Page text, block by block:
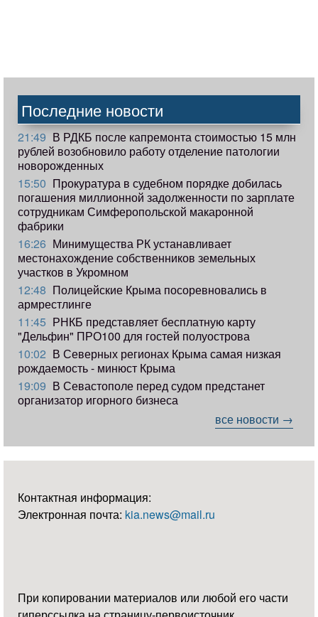
Последние новости
21:49 В РДКБ после капремонта стоимостью 15 млн
рублей возобновило работу отделение патологии
новорожденных
15:50 Прокуратура в судебном порядке добилась
погашения миллионной задолженности по зарплате
сотрудникам Симферопольской макаронной
фабрики
16:26 Минимущества РК устанавливает
местонахождение собственников земельных
участков в Укромном
12:48 Полицейские Крыма посоревновались в
армрестлинге
11:45 РНКБ представляет бесплатную карту
"Дельфин" ПРО100 для гостей полуострова
10:02 В Северных регионах Крыма самая низкая
рождаемость - минюст Крыма
19:09 В Севастополе перед судом предстанет
организатор игорного бизнеса
все новости →
Контактная информация:
Электронная почта: kia.news@mail.ru
При копировании материалов или любой его части